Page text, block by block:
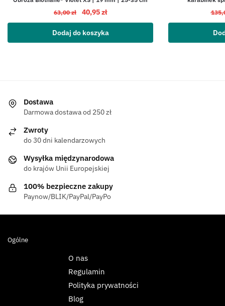
63,00zł 40,95zł
Dodaj do koszyka
Dostawa
Darmowa dostawa od 250 zł
Zwroty
do 30 dni kalendarzowych
Wysyłka międzynarodowa
do krajów Unii Europejskiej
100% bezpieczne zakupy
Paynow/BLIK/PayPal/PayPo
Ogólne
O nas
Regulamin
Polityka prywatności
Blog